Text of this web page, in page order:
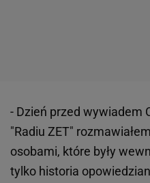
- Dzień przed wywiadem
"Radiu ZET"
osobami, które były
tylko historia